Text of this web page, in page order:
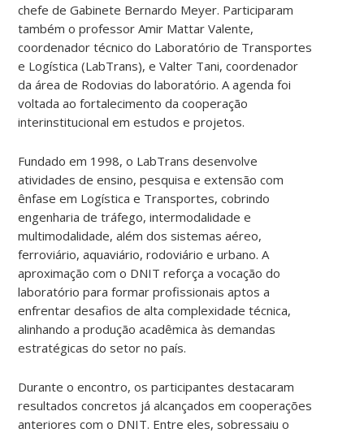
chefe de Gabinete Bernardo Meyer. Participaram
também o professor Amir Mattar Valente,
coordenador técnico do Laboratório de Transportes
e Logística (LabTrans), e Valter Tani, coordenador
da área de Rodovias do laboratório. A agenda foi
voltada ao fortalecimento da cooperação
interinstitucional em estudos e projetos.
Fundado em 1998, o LabTrans desenvolve
atividades de ensino, pesquisa e extensão com
ênfase em Logística e Transportes, cobrindo
engenharia de tráfego, intermodalidade e
multimodalidade, além dos sistemas aéreo,
ferroviário, aquaviário, rodoviário e urbano. A
aproximação com o DNIT reforça a vocação do
laboratório para formar profissionais aptos a
enfrentar desafios de alta complexidade técnica,
alinhando a produção acadêmica às demandas
estratégicas do setor no país.
Durante o encontro, os participantes destacaram
resultados concretos já alcançados em cooperações
anteriores com o DNIT. Entre eles, sobressaiu o